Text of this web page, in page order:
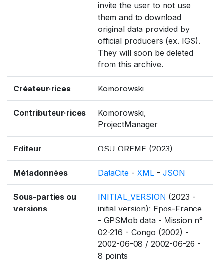
invite the user to not use
them and to download
original data provided by
official producers (ex. IGS).
They will soon be deleted
from this archive.
Créateur·rices Komorowski
Contributeur·rices
Komorowski,
ProjectManager
Editeur OSU OREME (2023)
Métadonnées DataCite - XML - JSON
Sous-parties ou
versions
INITIAL_VERSION (2023 -
initial version): Epos-France
- GPSMob data - Mission n°
02-216 - Congo (2002) -
2002-06-08 / 2002-06-26 -
8 points